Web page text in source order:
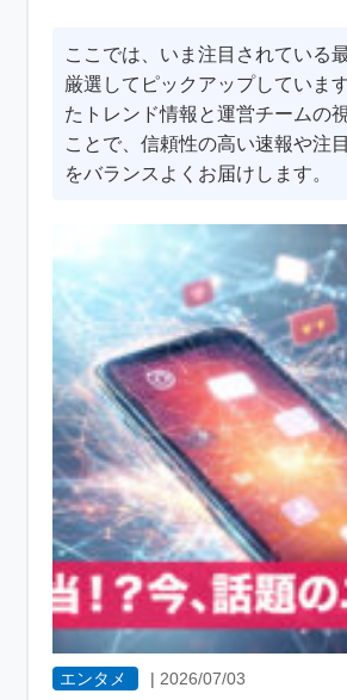
ここでは、いま注目されている
厳選してピックアップしていま
たトレンド情報と運営チームの
ことで、信頼性の高い速報や注
をバランスよくお届けします。
エンタメ | 2026/07/03